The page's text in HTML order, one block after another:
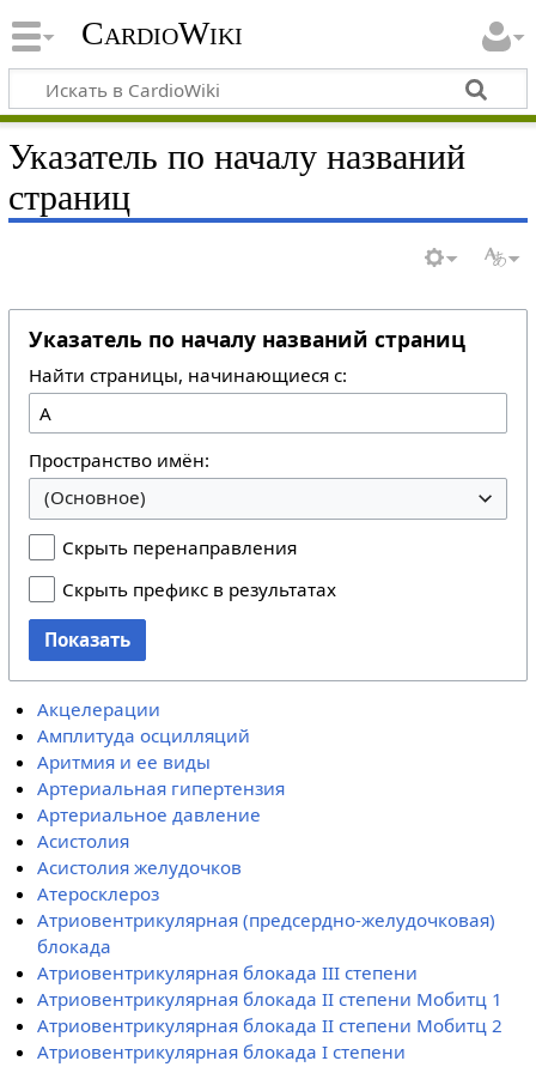
CardioWiki
Указатель по началу названий
страниц
Указатель по началу названий страниц
Найти страницы, начинающиеся с:
Пространство имён:
(Основное)
Скрыть перенаправления
Скрыть префикс в результатах
Показать
Акцелерации
Амплитуда осцилляций
Аритмия и ее виды
Артериальная гипертензия
Артериальное давление
Асистолия
Асистолия желудочков
Атеросклероз
Атриовентрикулярная (предсердно-желудочковая)
блокада
Атриовентрикулярная блокада III степени
Атриовентрикулярная блокада II степени Мобитц 1
Атриовентрикулярная блокада II степени Мобитц 2
Атриовентрикулярная блокада I степени